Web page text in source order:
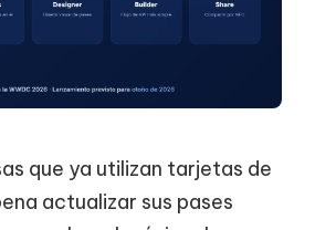
que ya utilizan tarjetas de
actualizar sus pases